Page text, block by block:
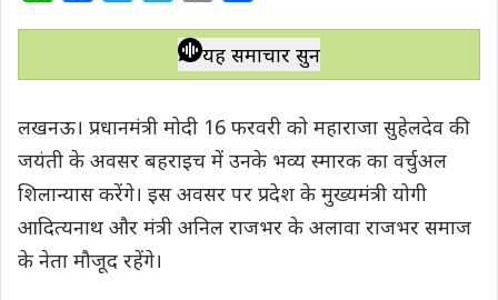
t
A
p
p
e
o
o
k
t
e
r
l
e
g
r
a
m
p
y
i
n
k
a
r
यह समाचार सुनें
लखनऊ। प्रधानमंत्री मोदी 16 फरवरी को महाराजा सुहेलदेव की
जयंती के अवसर बहराइच में उनके भव्य स्मारक का वर्चुअल
शिलान्यास करेंगे। इस अवसर पर प्रदेश के मुख्यमंत्री योगी
आदित्यनाथ और मंत्री अनिल राजभर के अलावा राजभर समाज
के नेता मौजूद रहेंगे।